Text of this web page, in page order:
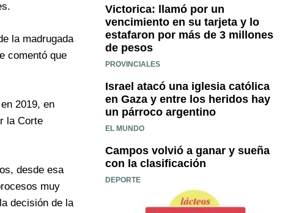
la madrugada
comentó que
2019, en
la Corte
desde esa
muy
decisión de la
Victorica: llamó por un
vencimiento en su tarjeta y lo
estafaron por más de 3 millones
de pesos
PROVINCIALES
Israel atacó una iglesia católica
en Gaza y entre los heridos hay
un párroco argentino
EL MUNDO
Campos volvió a ganar y sueña
con la clasificación
DEPORTE